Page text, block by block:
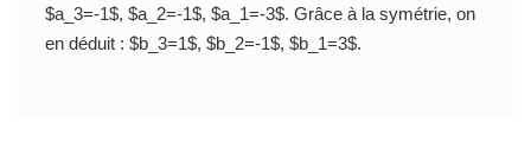
$a_3=-1$, $a_2=-1$, $a_1=-3$. Grâce à la symétrie, on
en déduit : $b_3=1$, $b_2=-1$, $b_1=3$.